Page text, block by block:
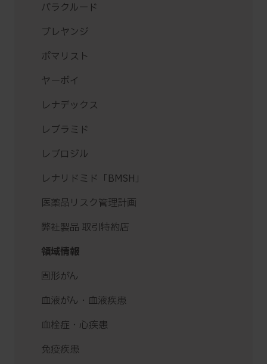
バラクルード
ブレヤンジ
ポマリスト
ヤーボイ
レナデックス
レブラミド
レブロジル
レナリドミド「BMSH」
医薬品リスク管理計画
弊社製品 取引特約店
領域情報
固形がん
血液がん・血液疾患
血栓症・心疾患
免疫疾患